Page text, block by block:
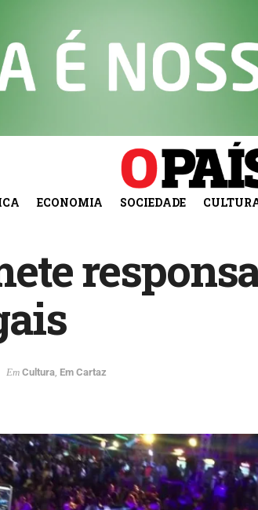
ECONOMIA SOCIEDADE
Em Cultura, Em Cartaz